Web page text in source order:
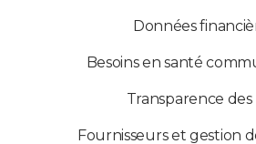
Données
Besoins en santé
Transparence des
Fournisseurs et gestion